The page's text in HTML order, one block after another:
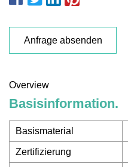
Anfrage absenden
Overview
Basisinformation.
Basismaterial
Zertifizierung